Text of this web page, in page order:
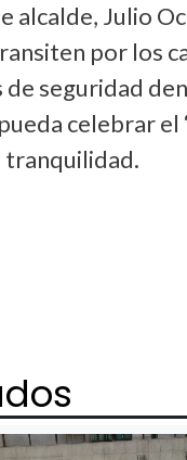
Julio
por los
de seguridad
celebrar el
tranquilidad.